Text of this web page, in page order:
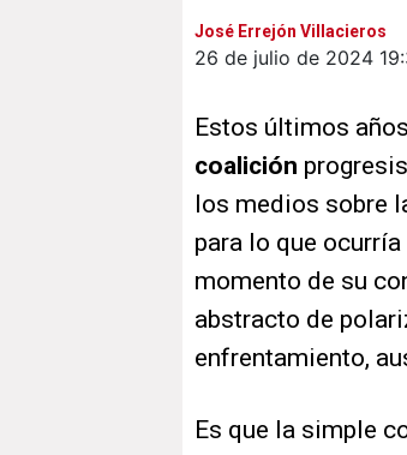
José Errejón Villacieros
26 de julio de 2024
Estos últimos
coalición
los medios sobre
para lo que
momento de su
abstracto de
enfrentamiento,
Es que la simple